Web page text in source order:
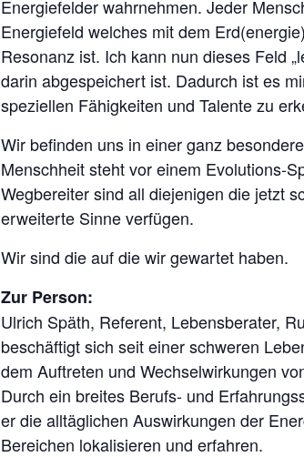
Energiefelder wahrnehmen. Jeder
Energiefeld welches mit dem
Resonanz ist. Ich kann nun dieses Feld
darin abgespeichert ist. Dadurch ist es
speziellen Fähigkeiten und Talente zu
Wir befinden uns in einer ganz
Menschheit steht vor einem Evolutions-
Wegbereiter sind all diejenigen die jetzt
erweiterte Sinne verfügen.
Wir sind die auf die wir gewartet haben.
Zur Person:
Ulrich Späth, Referent, Lebensberater,
beschäftigt sich seit einer schweren
dem Auftreten und Wechselwirkungen
Durch ein breites Berufs- und
er die alltäglichen Auswirkungen der
Bereichen lokalisieren und erfahren.